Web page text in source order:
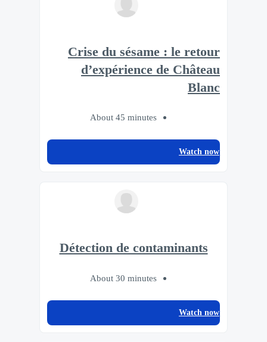
Crise du sésame : le retour
d’expérience de Château
Blanc
About 45 minutes
Watch now
Détection de contaminants
About 30 minutes
Watch now